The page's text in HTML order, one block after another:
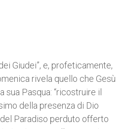
Giudei”, e, profeticamente,
rivela quello che Gesù
Pasqua: “ricostruire il
della presenza di Dio
Paradiso perduto offerto